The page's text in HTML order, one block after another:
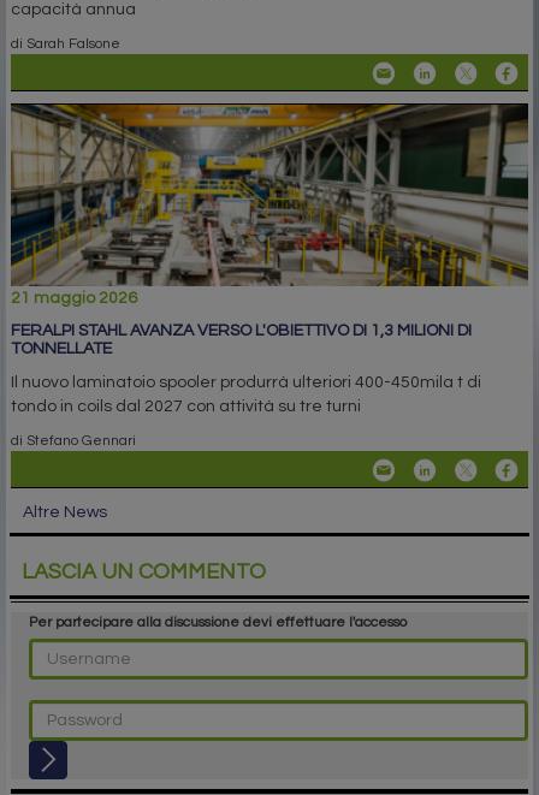
capacità annua
di Sarah Falsone
21 maggio 2026
FERALPI STAHL AVANZA VERSO L'OBIETTIVO DI 1,3 MILIONI DI
TONNELLATE
Il nuovo laminatoio spooler produrrà ulteriori 400-450mila t di
tondo in coils dal 2027 con attività su tre turni
di Stefano Gennari
Altre News
LASCIA UN COMMENTO
Per partecipare alla discussione devi effettuare l'accesso